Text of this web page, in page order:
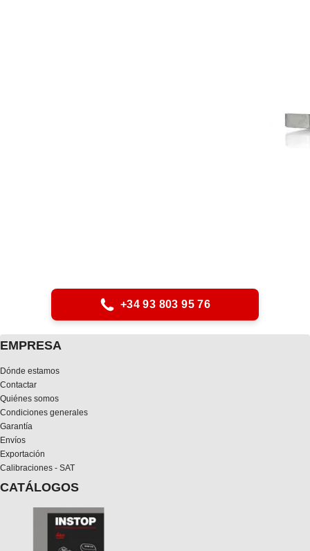
+34 93 803 95 76
EMPRESA
Dónde estamos
Contactar
Quiénes somos
Condiciones generales
Garantía
Envíos
Exportación
Calibraciones - SAT
CATÁLOGOS